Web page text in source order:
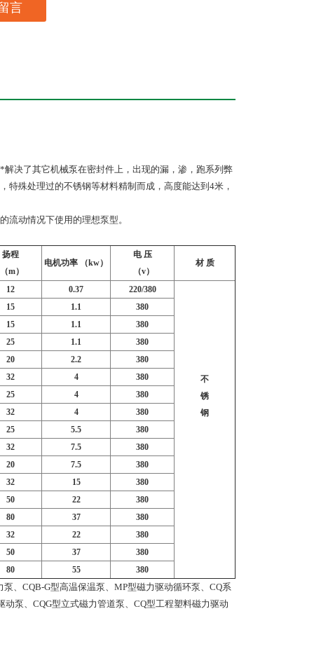
言
决了其它机械泵在密封件上，出现的漏，渗，跑系列弊
殊处理过的不锈钢等材料精制而成，高度能达到4米，
流动情况下使用的理想泵型。
扬程
m）
电机功率 （kw）
电 压
（v）
材 质
12 0.37 220/380
不
锈
钢
15 1.1
380
15
1.1
380
25
1.1
380
20
2.2
380
32
4
380
25
4
380
32
4
380
25
5.5
380
32
7.5
380
20
7.5
380
32
15
380
50
22
380
80
37
380
32
22
380
50
37
380
80
55 380
、CQB-G型高温保温泵、MP型磁力驱动循环泵、CQ系
泵、CQG型立式磁力管道泵、CQ型工程塑料磁力驱动